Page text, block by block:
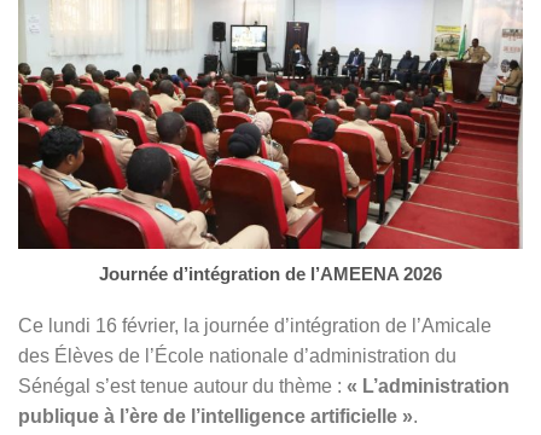
Journée d’intégration de l’AMEENA 2026
Ce lundi 16 février, la journée d’intégration de l’Amicale
des Élèves de l’École nationale d’administration du
Sénégal s’est tenue autour du thème : « L’administration
publique à l’ère de l’intelligence artificielle ».